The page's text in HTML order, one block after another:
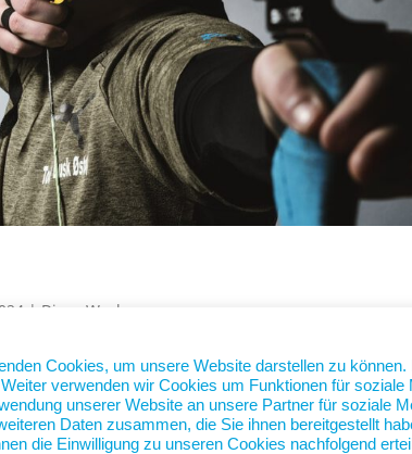
| Diese Woche
Der hat das Ziel, kurzfristig Verstärkung für seine
ihm die Daumen. Eigentlich ist der Oktober der
2024 neigt sich...
Cookies, um unsere Website darstellen zu
verwenden wir Cookies um Funktionen für soziale
unserer Website an unsere Partner für soziale
Daten zusammen, die Sie ihnen bereitgestellt
die Einwilligung zu unseren Cookies nachfolgend